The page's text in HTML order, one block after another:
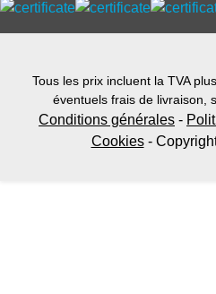
Tous les prix incluent la TVA
éventuels frais de livraison,
Conditions générales -
Cookies-